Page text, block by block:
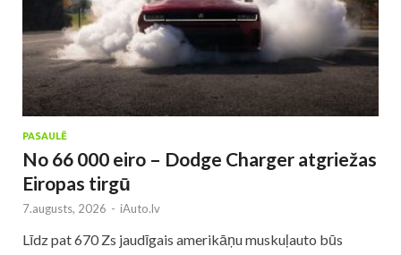
PASAULĒ
No 66 000 eiro – Dodge Charger atgriežas
Eiropas tirgū
7.augusts, 2026 - iAuto.lv
Līdz pat 670 Zs jaudīgais amerikāņu muskuļauto būs